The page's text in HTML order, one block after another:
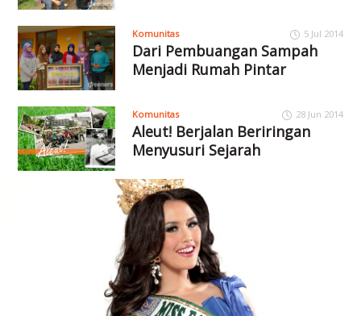
Komunitas 5 Jul 2014
Dari Pembuangan Sampah
Menjadi Rumah Pintar
Komunitas 28 Jun 2014
Aleut! Berjalan Beriringan
Menyusuri Sejarah